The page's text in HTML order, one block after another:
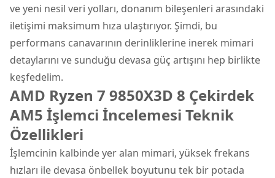
ve yeni nesil veri yolları, donanım bileşenleri arasındaki
iletişimi maksimum hıza ulaştırıyor. Şimdi, bu
performans canavarının derinliklerine inerek mimari
detaylarını ve sunduğu devasa güç artışını hep birlikte
keşfedelim.
AMD Ryzen 7 9850X3D 8 Çekirdek
AM5 İşlemci İncelemesi Teknik
Özellikleri
İşlemcinin kalbinde yer alan mimari, yüksek frekans
hızları ile devasa önbellek boyutunu tek bir potada